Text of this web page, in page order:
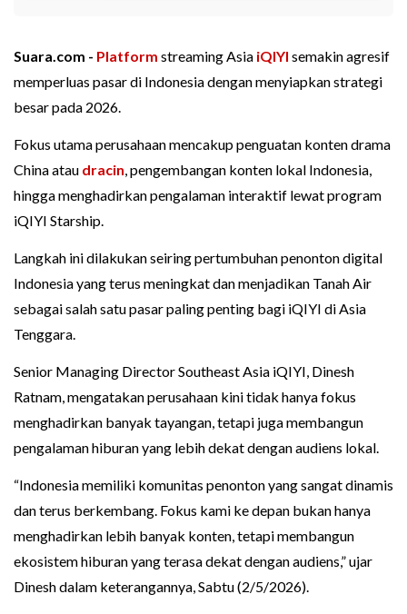
Suara.com - Platform streaming Asia iQIYI semakin agresif
memperluas pasar di Indonesia dengan menyiapkan strategi
besar pada 2026.
Fokus utama perusahaan mencakup penguatan konten drama
China atau dracin, pengembangan konten lokal Indonesia,
hingga menghadirkan pengalaman interaktif lewat program
iQIYI Starship.
Langkah ini dilakukan seiring pertumbuhan penonton digital
Indonesia yang terus meningkat dan menjadikan Tanah Air
sebagai salah satu pasar paling penting bagi iQIYI di Asia
Tenggara.
Senior Managing Director Southeast Asia iQIYI, Dinesh
Ratnam, mengatakan perusahaan kini tidak hanya fokus
menghadirkan banyak tayangan, tetapi juga membangun
pengalaman hiburan yang lebih dekat dengan audiens lokal.
“Indonesia memiliki komunitas penonton yang sangat dinamis
dan terus berkembang. Fokus kami ke depan bukan hanya
menghadirkan lebih banyak konten, tetapi membangun
ekosistem hiburan yang terasa dekat dengan audiens,” ujar
Dinesh dalam keterangannya, Sabtu (2/5/2026).